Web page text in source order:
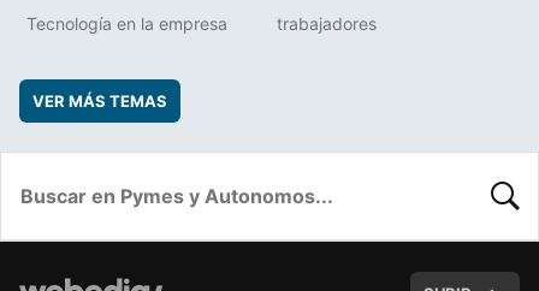
Tecnología en la empresa trabajadores
VER MÁS TEMAS